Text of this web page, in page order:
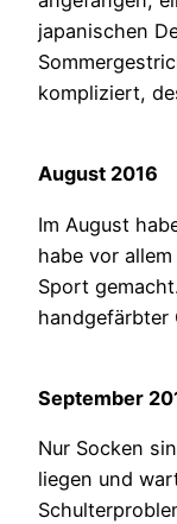
japanischen
kompliziert,
August 2016
Im August
habe vor
Sport
handgefärbter
September
Nur Socken
liegen und